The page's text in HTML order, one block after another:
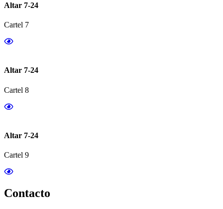
Altar 7-24
Cartel 7
Altar 7-24
Cartel 8
Altar 7-24
Cartel 9
Contacto